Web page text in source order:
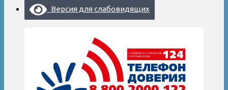
Версия для слабовидящих